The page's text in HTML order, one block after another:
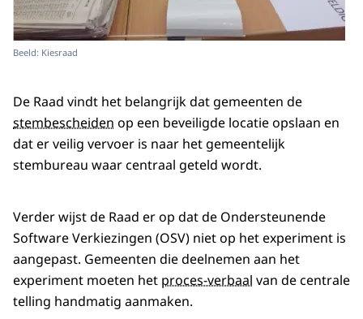
Beeld: Kiesraad
De Raad vindt het belangrijk dat gemeenten de
stembescheiden op een beveiligde locatie opslaan en
dat er veilig vervoer is naar het gemeentelijk
stembureau waar centraal geteld wordt.
Verder wijst de Raad er op dat de Ondersteunende
Software Verkiezingen (OSV) niet op het experiment is
aangepast. Gemeenten die deelnemen aan het
experiment moeten het proces-verbaal van de centrale
telling handmatig aanmaken.